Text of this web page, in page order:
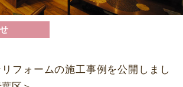
フォームの施工事例を公開しまし